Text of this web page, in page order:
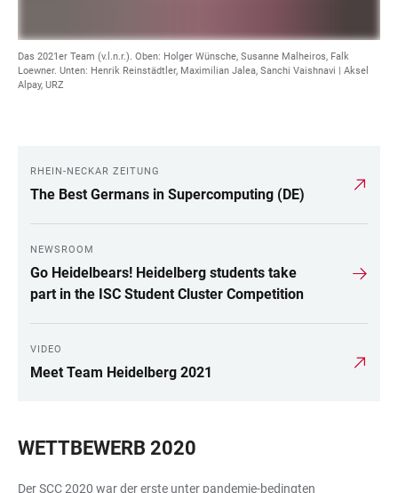
Das 2021er Team (v.l.n.r.). Oben: Holger Wünsche, Susanne Malheiros, Falk
Loewner. Unten: Henrik Reinstädtler, Maximilian Jalea, Sanchi Vaishnavi | Aksel
Alpay, URZ
LINKS
RHEIN-NECKAR ZEITUNG
The Best Germans in Supercomputing (DE)
NEWSROOM
Go Heidelbears! Heidelberg students take
part in the ISC Student Cluster Competition
VIDEO
Meet Team Heidelberg 2021
WETTBEWERB 2020
Der SCC 2020 war der erste unter pandemie-bedingten